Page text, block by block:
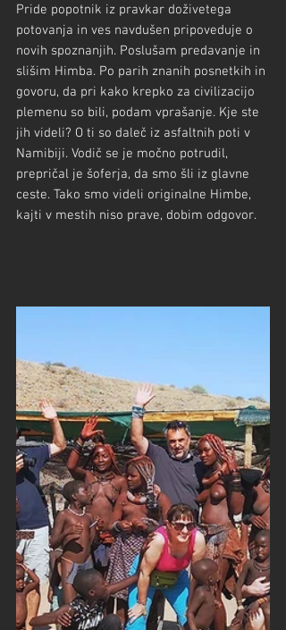
Pride popotnik iz pravkar doživetega
potovanja in ves navdušen pripoveduje o
novih spoznanjih. Poslušam predavanje in
slišim Himba. Po parih znanih posnetkih in
govoru, da pri kako krepko za civilizacijo
plemenu so bili, podam vprašanje. Kje ste
jih videli? O ti so daleč iz asfaltnih poti v
Namibiji. Vodič se je močno potrudil,
prepričal je šoferja, da smo šli iz glavne
ceste. Tako smo videli originalne Himbe,
kajti v mestih niso prave, dobim odgovor.